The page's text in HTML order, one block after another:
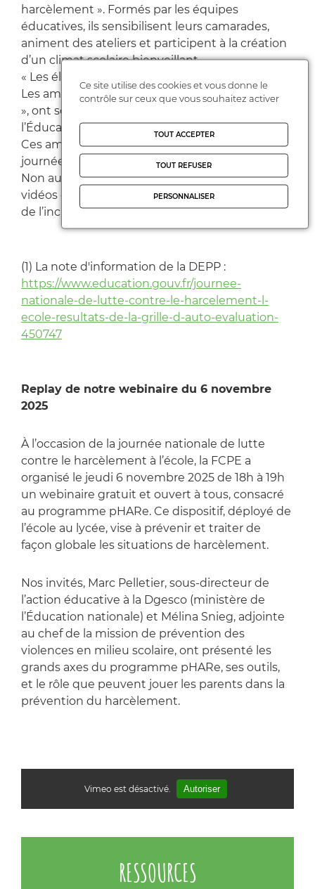
harcèlement ». Formés par les équipes
éducatives, ils sensibilisent leurs camarades,
animent des ateliers et participent à la création
d’un climat scolaire bienveillant.
« Les élèves écoutent souvent mieux leurs pairs.
Les ambassadeurs sont des relais de confiance
», ont souligné les intervenants du ministère de
l’Éducation nationale.
Ces ambassadeurs sont également associés aux
journées de sensibilisation, comme celle du Prix
Non au harcèlement, où ils conçoivent affiches,
vidéos ou projets collectifs autour du respect et
de l’inclusion.
(1) La note d'information de la DEPP :
https://www.education.gouv.fr/journee-
nationale-de-lutte-contre-le-harcelement-l-
ecole-resultats-de-la-grille-d-auto-evaluation-
450747
Replay de notre webinaire du 6 novembre
2025
À l’occasion de la journée nationale de lutte
contre le harcèlement à l’école, la FCPE a
organisé le jeudi 6 novembre 2025 de 18h à 19h
un webinaire gratuit et ouvert à tous, consacré
au programme pHARe. Ce dispositif, déployé de
l’école au lycée, vise à prévenir et traiter de
façon globale les situations de harcèlement.
Nos invités, Marc Pelletier, sous-directeur de
l’action éducative à la Dgesco (ministère de
l’Éducation nationale) et Mélina Snieg, adjointe
au chef de la mission de prévention des
violences en milieu scolaire, ont présenté les
grands axes du programme pHARe, ses outils,
et le rôle que peuvent jouer les parents dans la
prévention du harcèlement.
Vimeo est désactivé. Autoriser
RESSOURCES
Ce site utilise des cookies et vous donne le
contrôle sur ceux que vous souhaitez activer
TOUT ACCEPTER
TOUT REFUSER
PERSONNALISER